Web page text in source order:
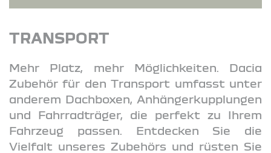
TRANSPORT
Mehr Platz, mehr Möglichkeiten. Dacia
Zubehör für den Transport umfasst unter
anderem Dachboxen, Anhängerkupplungen
und Fahrradträger, die perfekt zu Ihrem
Fahrzeug passen. Entdecken Sie die
Vielfalt unseres Zubehörs und rüsten Sie